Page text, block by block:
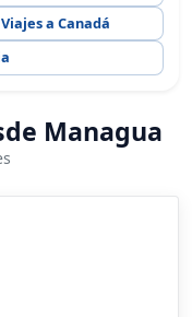
Viajes a Canadá
Managua